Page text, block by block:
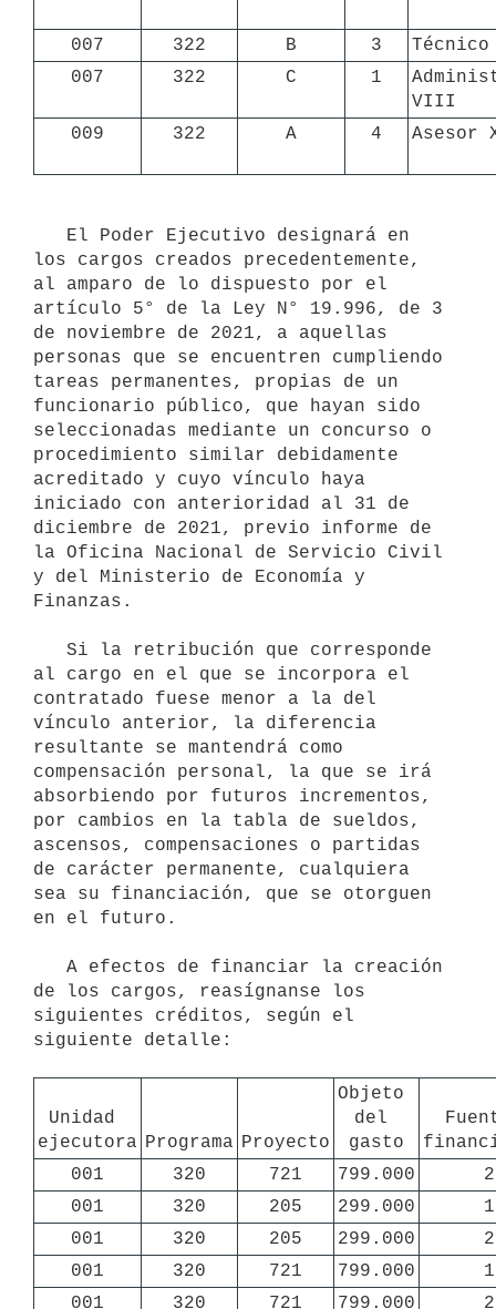
007 322 B 3
007
322 C 1
VIII
009
322 A 4 Asesor
los cargos creados precedentemente,
al amparo de lo dispuesto por el
artículo 5° de la Ley N° 19.996, de 3
de noviembre de 2021, a aquellas
personas que se encuentren cumpliendo
tareas permanentes, propias de un
funcionario público, que hayan sido
seleccionadas mediante un concurso o
procedimiento similar debidamente
acreditado y cuyo vínculo haya
iniciado con anterioridad al 31 de
diciembre de 2021, previo informe de
la Oficina Nacional de Servicio Civil
y del Ministerio de Economía y
Finanzas.
al cargo en el que se incorpora el
contratado fuese menor a la del
vínculo anterior, la diferencia
resultante se mantendrá como
compensación personal, la que se irá
absorbiendo por futuros incrementos,
por cambios en la tabla de sueldos,
ascensos, compensaciones o partidas
de carácter permanente, cualquiera
sea su financiación, que se otorguen
en el futuro.
de los cargos, reasígnanse los
siguientes créditos, según el
siguiente detalle:
Unidad
ejecutora Programa Proyecto
Objeto
del
gasto
001
320 721 799.000
001
320 205 299.000
001
320 205 299.000
001
320 721 799.000
001
320 721 799.000